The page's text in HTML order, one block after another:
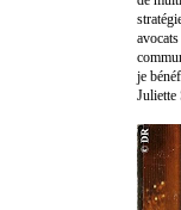
je
Juliette